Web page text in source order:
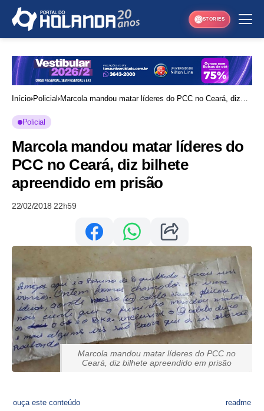
STORIES
Início Policial Marcola mandou matar líderes do PCC no Ceará, diz
Policial
Marcola mandou matar líderes do
PCC no Ceará, diz bilhete
apreendido em prisão
22/02/2018 22h59
Marcola mandou matar líderes do PCC no
Ceará, diz bilhete apreendido em prisão
ouça este conteúdo readme